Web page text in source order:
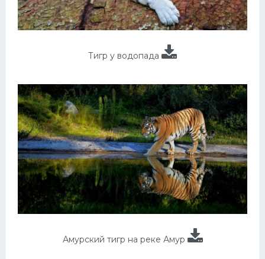
Тигр у водопада
Амурский тигр на реке Амур